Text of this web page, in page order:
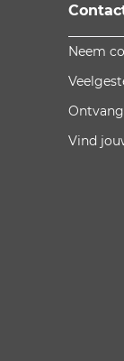
Neem
Vind